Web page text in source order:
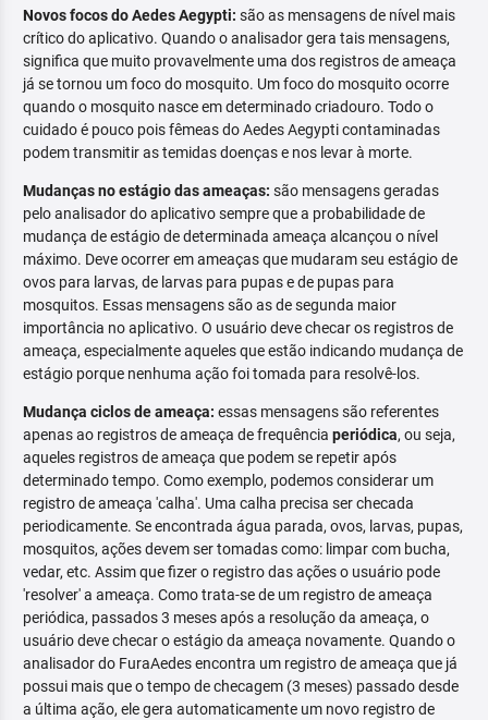
Novos focos do Aedes Aegypti: são as mensagens de nível mais
crítico do aplicativo. Quando o analisador gera tais mensagens,
significa que muito provavelmente uma dos registros de ameaça
já se tornou um foco do mosquito. Um foco do mosquito ocorre
quando o mosquito nasce em determinado criadouro. Todo o
cuidado é pouco pois fêmeas do Aedes Aegypti contaminadas
podem transmitir as temidas doenças e nos levar à morte.
Mudanças no estágio das ameaças: são mensagens geradas
pelo analisador do aplicativo sempre que a probabilidade de
mudança de estágio de determinada ameaça alcançou o nível
máximo. Deve ocorrer em ameaças que mudaram seu estágio de
ovos para larvas, de larvas para pupas e de pupas para
mosquitos. Essas mensagens são as de segunda maior
importância no aplicativo. O usuário deve checar os registros de
ameaça, especialmente aqueles que estão indicando mudança de
estágio porque nenhuma ação foi tomada para resolvê-los.
Mudança ciclos de ameaça: essas mensagens são referentes
apenas ao registros de ameaça de frequência periódica, ou seja,
aqueles registros de ameaça que podem se repetir após
determinado tempo. Como exemplo, podemos considerar um
registro de ameaça 'calha'. Uma calha precisa ser checada
periodicamente. Se encontrada água parada, ovos, larvas, pupas,
mosquitos, ações devem ser tomadas como: limpar com bucha,
vedar, etc. Assim que fizer o registro das ações o usuário pode
'resolver' a ameaça. Como trata-se de um registro de ameaça
periódica, passados 3 meses após a resolução da ameaça, o
usuário deve checar o estágio da ameaça novamente. Quando o
analisador do FuraAedes encontra um registro de ameaça que já
possui mais que o tempo de checagem (3 meses) passado desde
a última ação, ele gera automaticamente um novo registro de